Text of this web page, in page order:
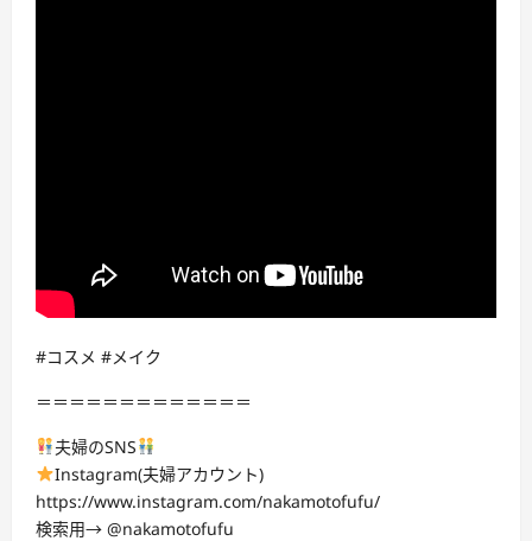
#コスメ #メイク
＝＝＝＝＝＝＝＝＝＝＝＝＝
夫婦のSNS
Instagram(夫婦アカウント)
https://www.instagram.com/nakamotofufu/
検索用→ @nakamotofufu